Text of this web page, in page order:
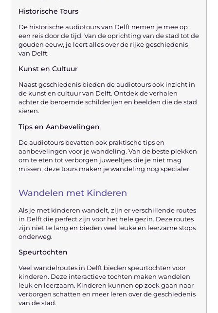
Historische Tours
De historische audiotours van Delft nemen je mee op
een reis door de tijd. Van de oprichting van de stad tot de
gouden eeuw, je leert alles over de rijke geschiedenis
van Delft.
Kunst en Cultuur
Naast geschiedenis bieden de audiotours ook inzicht in
de kunst en cultuur van Delft. Ontdek de verhalen
achter de beroemde schilderijen en beelden die de stad
sieren.
Tips en Aanbevelingen
De audiotours bevatten ook praktische tips en
aanbevelingen voor je wandeling. Van de beste plekken
om te eten tot verborgen juweeltjes die je niet mag
missen, deze tours maken je wandeling nog specialer.
Wandelen met Kinderen
Als je met kinderen wandelt, zijn er verschillende routes
in Delft die perfect zijn voor het hele gezin. Deze routes
zijn niet te lang en bieden veel leuke en leerzame stops
onderweg.
Speurtochten
Veel wandelroutes in Delft bieden speurtochten voor
kinderen. Deze interactieve tochten maken wandelen
leuk en leerzaam. Kinderen kunnen op zoek gaan naar
verborgen schatten en meer leren over de geschiedenis
van de stad.